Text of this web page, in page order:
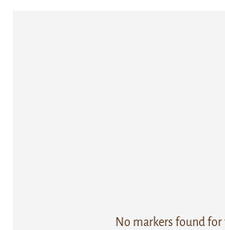
No markers found for